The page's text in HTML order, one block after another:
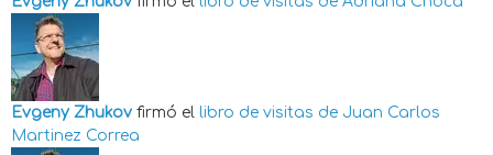
Evgeny Zhukov firmó el libro de visitas de Juan Carlos
Martinez Correa